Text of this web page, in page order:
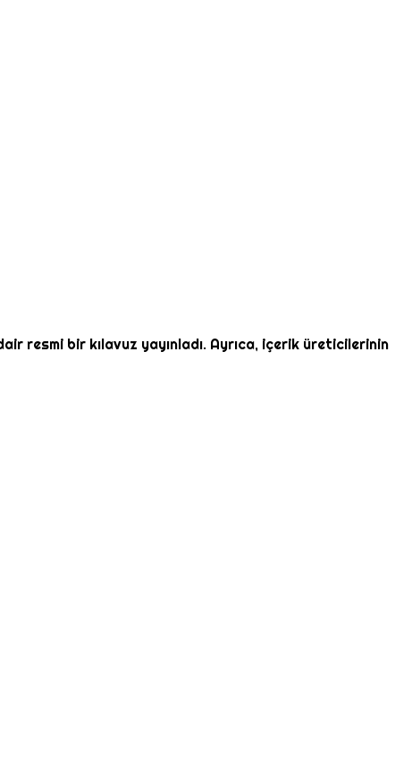
resmi bir kılavuz yayınladı. Ayrıca, içerik üreticilerinin